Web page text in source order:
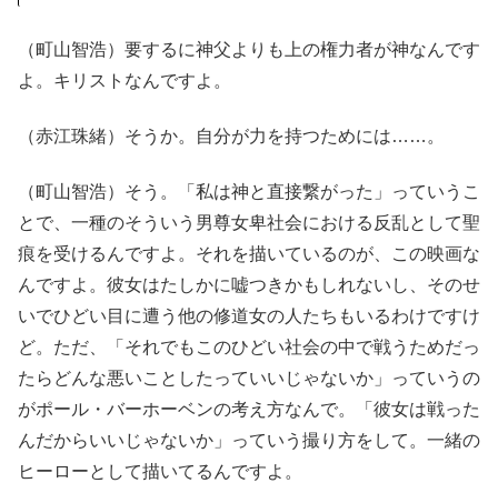
（町山智浩）要するに神父よりも上の権力者が神なんです
よ。キリストなんですよ。
（赤江珠緒）そうか。自分が力を持つためには……。
（町山智浩）そう。「私は神と直接繋がった」っていうこ
とで、一種のそういう男尊女卑社会における反乱として聖
痕を受けるんですよ。それを描いているのが、この映画な
んですよ。彼女はたしかに嘘つきかもしれないし、そのせ
いでひどい目に遭う他の修道女の人たちもいるわけですけ
ど。ただ、「それでもこのひどい社会の中で戦うためだっ
たらどんな悪いことしたっていいじゃないか」っていうの
がポール・バーホーベンの考え方なんで。「彼女は戦った
んだからいいじゃないか」っていう撮り方をして。一緒の
ヒーローとして描いてるんですよ。